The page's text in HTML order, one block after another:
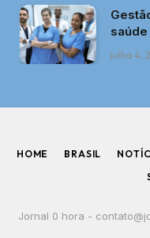
julho 4,
HOME BRASIL
Jornal 0 hora -